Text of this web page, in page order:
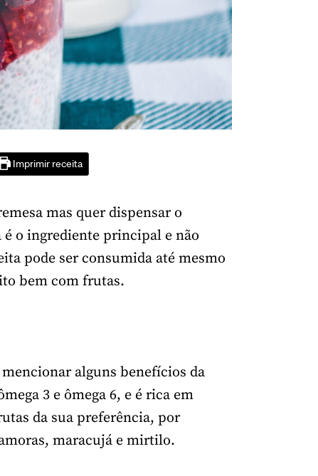
Imprimir receita
mas quer dispensar o
é o ingrediente principal e não
pode ser consumida até mesmo
bem com frutas.
alguns benefícios da
3 e ômega 6, e é rica em
da sua preferência, por
maracujá e mirtilo.